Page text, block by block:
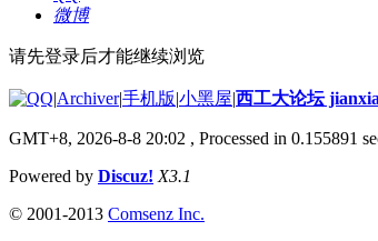
微博
请先登录后才能继续浏览
|Archiver|手机版|小黑屋|西工大论坛
GMT+8, 2026-8-8 20:02 , Processed in 0.155891
Powered by Discuz! X3.1
© 2001-2013 Comsenz Inc.